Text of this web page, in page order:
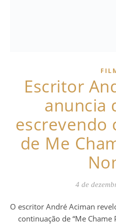
Escritor
anuncia
escrevendo
de Me
4 de
O escritor André Aciman revelou que está preparando uma
continuação de “Me Chame